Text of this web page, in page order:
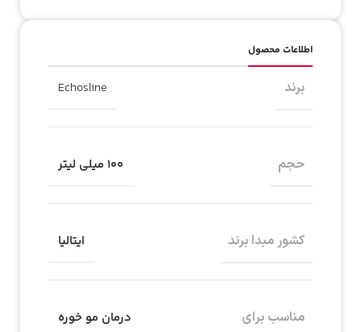
اطلاعات محصول
برند Echosline
حجم ۱۰۰ میلی لیتر
کشور مبدا برند ایتالیا
مناسب برای درمان مو خوره